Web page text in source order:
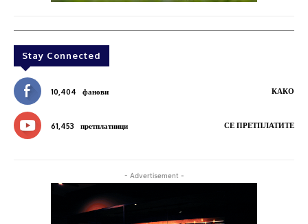
Stay Connected
10,404 фанови КАКО
61,453 претплатници СЕ ПРЕТПЛАТИТЕ
- Advertisement -